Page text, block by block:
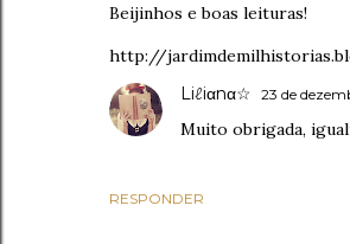
Beijinhos e boas leituras!
http://
RESPONDER
Liℓiαnα☆ 23 de
Muito obrigada,